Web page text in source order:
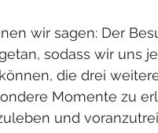
wir sagen: Der
sodass wir uns
die drei
Momente zu
und